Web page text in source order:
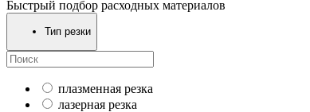
Быстрый подбор расходных материалов
Тип резки
плазменная резка
лазерная резка